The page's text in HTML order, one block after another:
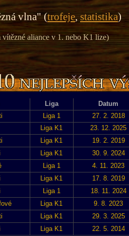
vlna" (trofeje, statistika)
aliance v 1. nebo K1 lize)
Liga Datum
Liga 1 27. 2. 2018
Liga K1 23. 12. 2025
Liga K1 19. 2. 2019
Liga K1 30. 9. 2024
Liga 1 4. 11. 2023
Liga K1 17. 8. 2019
Liga 1 18. 11. 2024
Liga K1 9. 8. 2023
Liga K1 29. 3. 2025
Liga K1 22. 5. 2014